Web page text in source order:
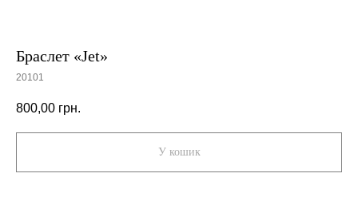
Браслет «Jet»
20101
800,00 грн.
У кошик